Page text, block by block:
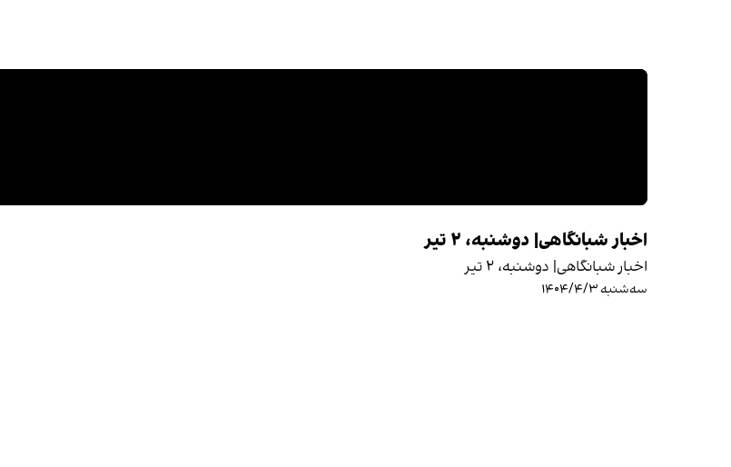
اخبار شبانگاهی| ‌‌دوشنبه، ۲ تیر
اخبار شبانگاهی| ‌‌دوشنبه، ۲ تیر
سه‌شنبه ۱۴۰۴/۴/۳